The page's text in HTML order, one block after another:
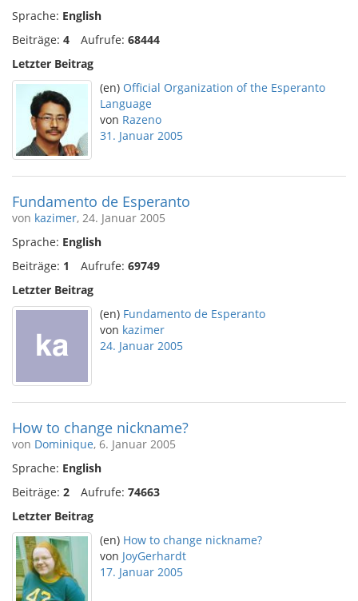
Sprache: English
Beiträge: 4 Aufrufe: 68444
Letzter Beitrag
(en) Official Organization of the Esperanto
Language
von Razeno
31. Januar 2005
Fundamento de Esperanto
von kazimer, 24. Januar 2005
Sprache: English
Beiträge: 1 Aufrufe: 69749
Letzter Beitrag
(en) Fundamento de Esperanto
von kazimer
24. Januar 2005
How to change nickname?
von Dominique, 6. Januar 2005
Sprache: English
Beiträge: 2 Aufrufe: 74663
Letzter Beitrag
(en) How to change nickname?
von JoyGerhardt
17. Januar 2005